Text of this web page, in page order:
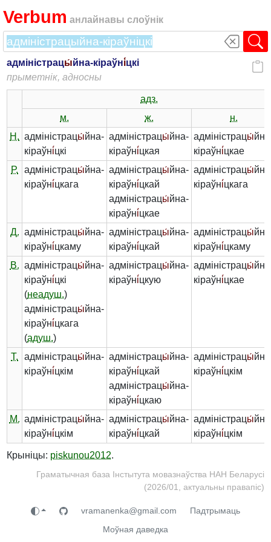
Verbum анлайнавы слоўнік
адміністрацы́йна-кіраўні́цкі
прыметнік, адносны
адз.
м.
ж.
н.
Н. адміністрацы́йна-
кіраўні́цкі
адміністрацы́йна-
кіраўні́цкая
адміністрацы́
кіраўні́цкае
Р.
адміністрацы́йна-
кіраўні́цкага
адміністрацы́йна-
кіраўні́цкай
адміністрацы́йна-
кіраўні́цкае
адміністрацы́
кіраўні́цкага
Д. адміністрацы́йна-
кіраўні́цкаму
адміністрацы́йна-
кіраўні́цкай
адміністрацы́
кіраўні́цкаму
В. адміністрацы́йна-
кіраўні́цкі
(неадуш.)
адміністрацы́йна-
кіраўні́цкага
(адуш.)
адміністрацы́йна-
кіраўні́цкую
адміністрацы́
кіраўні́цкае
Т. адміністрацы́йна-
кіраўні́цкім
адміністрацы́йна-
кіраўні́цкай
адміністрацы́йна-
кіраўні́цкаю
адміністрацы́
кіраўні́цкім
М. адміністрацы́йна-
кіраўні́цкім
адміністрацы́йна-
кіраўні́цкай
адміністрацы́
кіраўні́цкім
Крыніцы: piskunou2012.
Граматычная база Інстытута мовазнаўства НАН Беларусі
(2026/01, актуальны правапіс)
vramanenka@gmail.com
Падтрымаць
Моўная даведка